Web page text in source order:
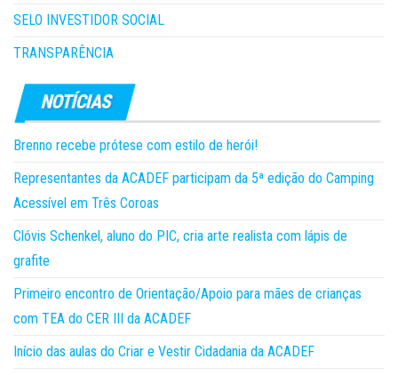
SELO INVESTIDOR SOCIAL
TRANSPARÊNCIA
Brenno recebe prótese com estilo de herói!
Representantes da ACADEF participam da 5ª edição do Camping
Acessível em Três Coroas
Clóvis Schenkel, aluno do PIC, cria arte realista com lápis de
grafite
Primeiro encontro de Orientação/Apoio para mães de crianças
com TEA do CER III da ACADEF
Início das aulas do Criar e Vestir Cidadania da ACADEF